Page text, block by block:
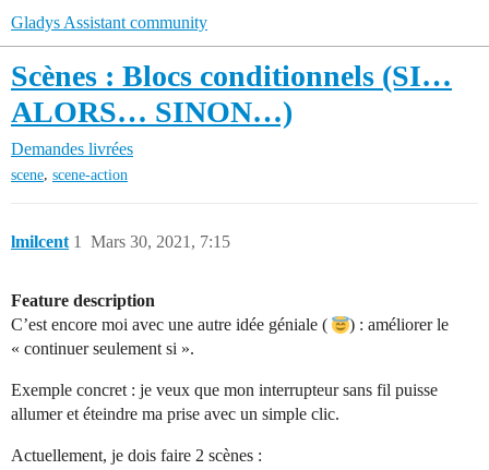
Gladys Assistant community
Scènes : Blocs conditionnels (SI…
ALORS… SINON…)
Demandes livrées
scene, scene-action
lmilcent Mars 30, 2021, 7:15
1
Feature description
C’est encore moi avec une autre idée géniale (
) : améliorer le
« continuer seulement si ».
Exemple concret : je veux que mon interrupteur sans fil puisse
allumer et éteindre ma prise avec un simple clic.
Actuellement, je dois faire 2 scènes :